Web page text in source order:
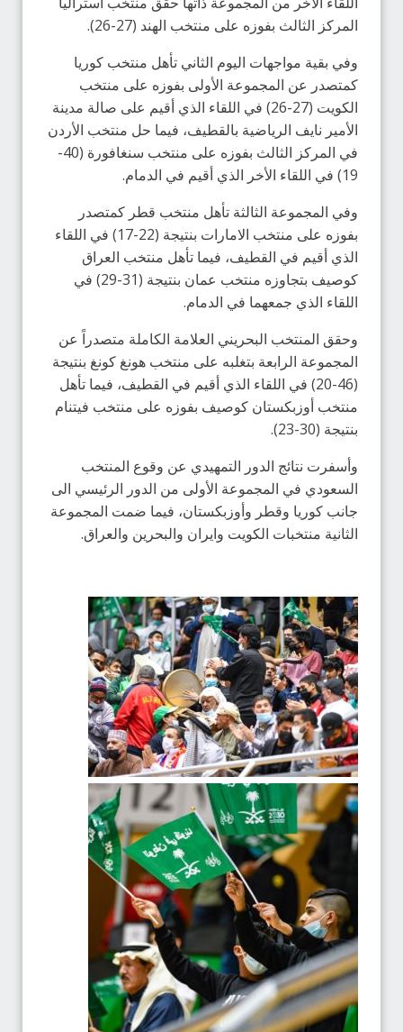
المركز الثالث بفوزه على منتخب الهند (27-26).
وفي بقية مواجهات اليوم الثاني تأهل منتخب كوريا
كمتصدر عن المجموعة الأولى بفوزه على منتخب
الكويت (27-26) في اللقاء الذي أقيم على صالة مدينة
الأمير نايف الرياضية بالقطيف، فيما حل منتخب الأردن
في المركز الثالث بفوزه على منتخب سنغافورة (40-
19) في اللقاء الأخر الذي أقيم في الدمام.
وفي المجموعة الثالثة تأهل منتخب قطر كمتصدر
بفوزه على منتخب الامارات بنتيجة (22-17) في اللقاء
الذي أقيم في القطيف، فيما تأهل منتخب العراق
كوصيف بتجاوزه منتخب عمان بنتيجة (31-29) في
اللقاء الذي جمعهما في الدمام.
وحقق المنتخب البحريني العلامة الكاملة متصدراً عن
المجموعة الرابعة بتغلبه على منتخب هونغ كونغ بنتيجة
(46-20) في اللقاء الذي أقيم في القطيف، فيما تأهل
منتخب أوزبكستان كوصيف بفوزه على منتخب فيتنام
بنتيجة (30-23).
وأسفرت نتائج الدور التمهيدي عن وقوع المنتخب
السعودي في المجموعة الأولى من الدور الرئيسي الى
جانب كوريا وقطر وأوزبكستان، فيما ضمت المجموعة
الثانية منتخبات الكويت وايران والبحرين والعراق.